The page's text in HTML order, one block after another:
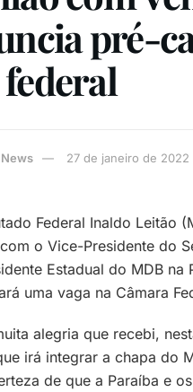
pré-
News 27 de janeiro de 2022
Federal Inaldo Leitão
o Vice-Presidente do
Estadual do MDB
uma vaga na Câmara
alegria que recebi,
irá integrar a chapa do
de que a Paraíba e